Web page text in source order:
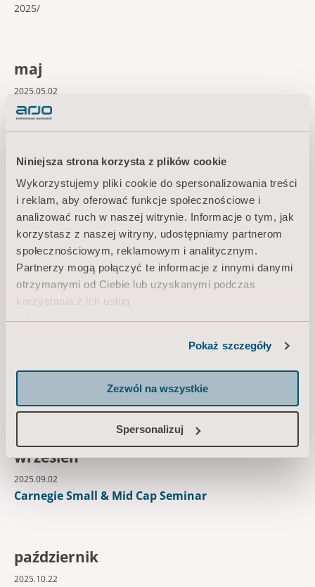
Niniejsza strona korzysta z plików cookie
Wykorzystujemy pliki cookie do spersonalizowania treści
i reklam, aby oferować funkcje społecznościowe i
analizować ruch w naszej witrynie. Informacje o tym, jak
korzystasz z naszej witryny, udostępniamy partnerom
społecznościowym, reklamowym i analitycznym.
Partnerzy mogą połączyć te informacje z innymi danymi
otrzymanymi od Ciebie lub uzyskanymi podczas
korzystania z ich usług.
Pokaż szczegóły
Zezwól na wszystkie
Spersonalizuj
2025/
maj
2025.05.02
Proposed record date for dividend
2025.05.07
Expected date for distribution of dividend
2025.05.08
Nordea Equities Healthcare Seminar
lipiec
wrzesień
2025.09.02
Carnegie Small & Mid Cap Seminar
październik
2025.10.22